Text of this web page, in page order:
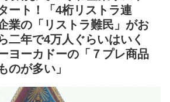
ート！「4桁リストラ連
業の「リストラ難民」がお
二年で4万人ぐらいはいく
ヨーカドーの「７プレ商品
のが多い」